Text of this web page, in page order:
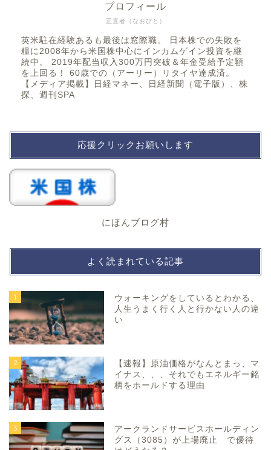
正直者（なおびと）
プロフィール
英米駐在経験あるも最後は窓際職。 日本株での失敗を
糧に2008年から米国株中心にインカムゲイン投資を継
続中。 2019年配当収入300万円突破＆年金受給予定額
を上回る！ 60歳での（アーリー）リタイヤ達成済。
【メディア掲載】日経マネー、日経新聞（電子版）、株
探、週刊SPA
応援クリックお願いします
にほんブログ村
よく読まれている記事
1
ウォーキングをしているとわかる、
人生うまく行く人と行かない人の違
い
2
【速報】原油価格がなんとまっ、マ
イナス、、、それでもエネルギー銘
柄をホールドする理由
3
アークランドサービスホールディン
グス（3085）が上場廃止 で優待